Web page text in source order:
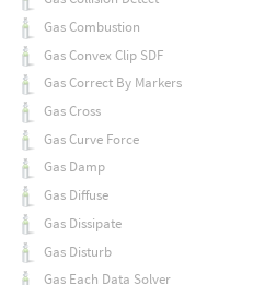
Gas Combustion
Gas Convex Clip SDF
Gas Correct By Markers
Gas Cross
Gas Curve Force
Gas Damp
Gas Diffuse
Gas Dissipate
Gas Disturb
Gas Each Data Solver